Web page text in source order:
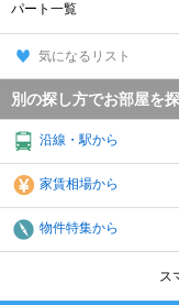
パート一覧
気になるリスト
別の探し方でお部屋を
沿線・駅から
家賃相場から
物件特集から
ス